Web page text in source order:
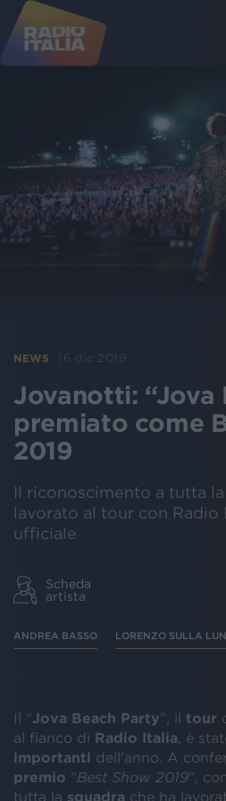
NEWS 16 dic 2019
Jovanotti: “Jova
premiato come
2019
Il riconoscimento a tutta
lavorato al tour con Radio
ufficiale
Scheda
artista
ANDREA BASSO LORENZO SULLA
Il “Jova Beach Party”, il tour
al fianco di Radio Italia , è
importanti dell'anno. A
premio “Best Show 2019”,
tutta la squadra che ha